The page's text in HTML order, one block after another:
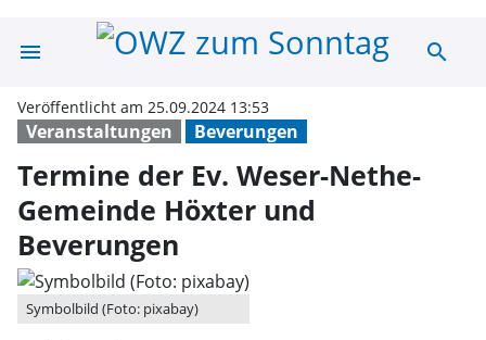
menu Termine dersearch
Veranstaltungen Beverungen
Veröffentlicht am 25.09.2024 13:53
Termine der Ev. Weser-Nethe-
Gemeinde Höxter und
Beverungen
Symbolbild (Foto: pixabay)